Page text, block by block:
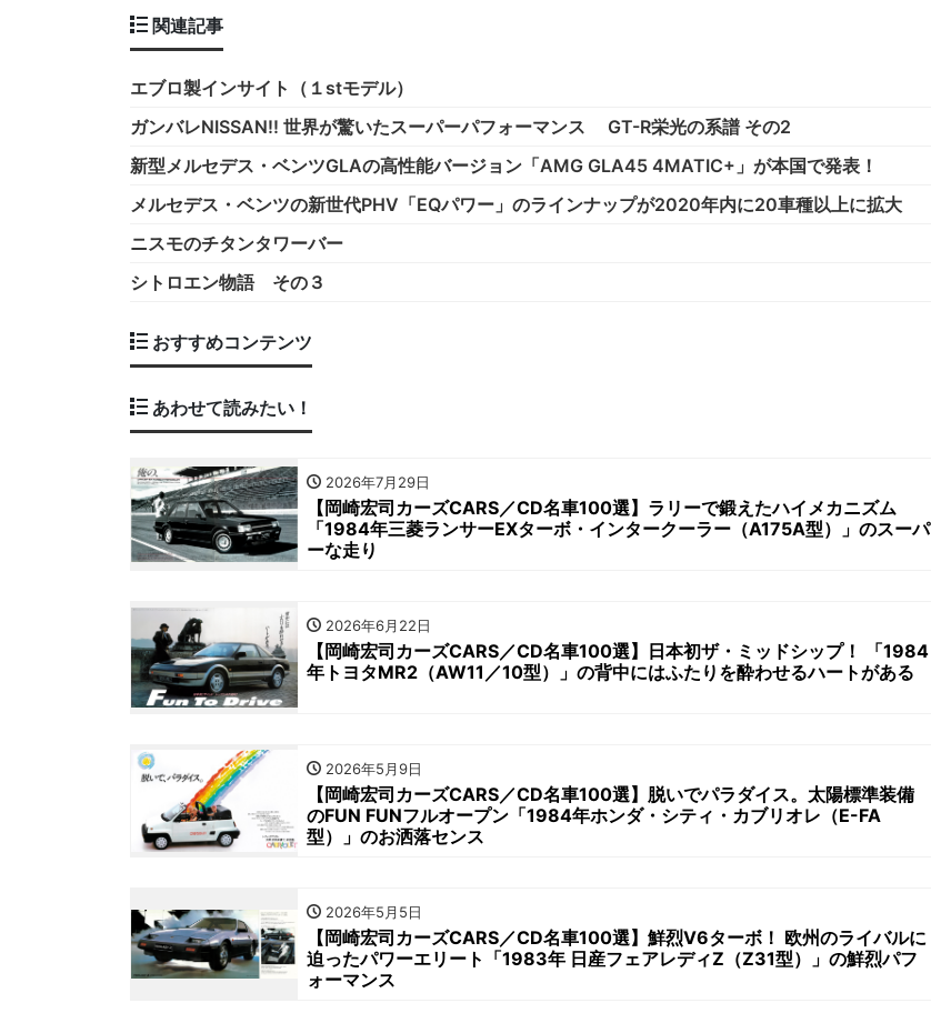
関連記事
エブロ製インサイト（１stモデル）
ガンバレNISSAN!! 世界が驚いたスーパーパフォーマンス GT-R栄光の系譜 その2
新型メルセデス・ベンツGLAの高性能バージョン「AMG GLA45 4MATIC+」が本国で発表！
メルセデス・ベンツの新世代PHV「EQパワー」のラインナップが2020年内に20車種以上に拡大
ニスモのチタンタワーバー
シトロエン物語 その３
おすすめコンテンツ
あわせて読みたい！
2026年7月29日
【岡崎宏司カーズCARS／CD名車100選】ラリーで鍛えたハイメカニズム
「1984年三菱ランサーEXターボ・インタークーラー（A175A型）」のスーパ
ーな走り
2026年6月22日
【岡崎宏司カーズCARS／CD名車100選】日本初ザ・ミッドシップ！ 「1984
年トヨタMR2（AW11／10型）」の背中にはふたりを酔わせるハートがある
2026年5月9日
【岡崎宏司カーズCARS／CD名車100選】脱いでパラダイス。太陽標準装備
のFUN FUNフルオープン「1984年ホンダ・シティ・カブリオレ（E-FA
型）」のお洒落センス
2026年5月5日
【岡崎宏司カーズCARS／CD名車100選】鮮烈V6ターボ！ 欧州のライバルに
迫ったパワーエリート「1983年 日産フェアレディZ（Z31型）」の鮮烈パフ
ォーマンス